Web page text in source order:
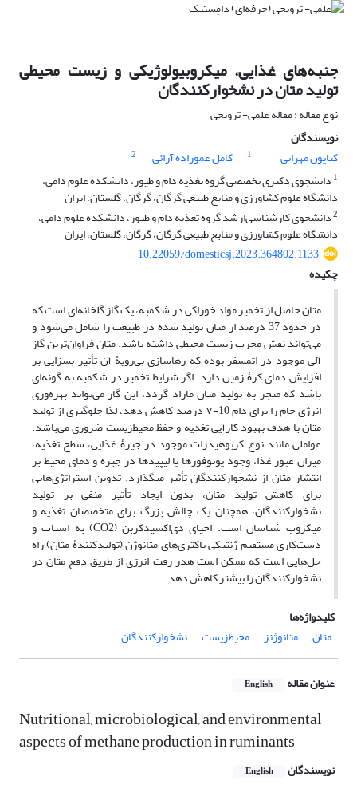
جنبه‌های غذایی، میکروبیولوژیکی و زیست ‌محیطی
تولید متان در نشخوارکنندگان
نوع مقاله : مقاله علمی- ترویجی
نویسندگان
کتایون مهرانی
1 کامل عموزاده آرائی
2
1 دانشجوی دکتری تخصصی گروه تغذیه دام و طیور، دانشکده علوم دامی،
دانشگاه علوم کشاورزی و منابع طبیعی گرگان، گرگان، گلستان، ایران
2دانشجوی کارشناسی‌ارشد گروه تغذیه دام و طیور، دانشکده علوم دامی،
دانشگاه علوم کشاورزی و منابع طبیعی گرگان، گرگان، گلستان، ایران
10.22059/domesticsj.2023.364802.1133
چکیده
متان حاصل از تخمیر مواد خوراکی در شکمبه، یک گاز گلخانه‌ای است که
در حدود 37 درصد از متان تولید شده در طبیعت را شامل می‌شود و
می‌تواند نقش مخرب زیست ‌محیطی داشته باشد. متان فراوان‌ترین گاز
آلی موجود در اتمسفر بوده که رهاسازی بی‌رویۀ آن تأثیر بسزایی بر
افزایش دمای کرۀ زمین دارد. اگر شرایط تخمیر در شکمبه به‌ گونه‌ای
باشد که منجر به تولید متان مازاد گردد، این گاز می‌تواند بهره‌وری
انرژی خام را برای دام 10-۷ درصد کاهش دهد، لذا جلوگیری از تولید
متان با هدف بهبود کارآیی تغذیه و حفظ محیط‌زیست ضروری می‌باشد.
عواملی مانند نوع کربوهیدرات موجود در جیرۀ غذایی، سطح تغذیه،
میزان عبور غذا، وجود یونوفورها یا لیپیدها در جیره و دمای محیط بر
انتشار متان از نشخوارکنندگان تأثیر می‎گذارد. تدوین استراتژی‌هایی
برای کاهش تولید متان، بدون ایجاد تأثیر منفی بر تولید
نشخوارکنندگان، همچنان یک چالش بزرگ برای متخصصان تغذیه و
میکروب شناسان است. احیای دی‌اکسیدکربن (CO2) به استات و
دست‌کاری مستقیم ژنتیکی باکتری‌های متانوژن‌ (تولیدکنندۀ متان) راه
حل‌هایی است که ممکن است هدر رفت انرژی از طریق دفع متان در
نشخوارکنندگان را بیشتر کاهش دهد.
کلیدواژه‌ها
متان
متانوژنز محیط‌زیست نشخوارکنندگان
عنوان مقاله English
Nutritional, microbiological, and environmental
aspects of methane production in ruminants
نویسندگان English